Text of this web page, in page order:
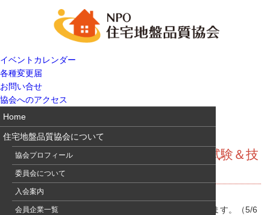
イベントカレンダー
各種変更届
お問い合せ
協会へのアクセス
Home
住宅地盤品質協会について
協会プロフィール
委員会について
入会案内
会員企業一覧
地盤通信379 地盤品質判定士検定試験＆技
術講習会案内
地盤品質判定士検定試験の受験申込がそろそろ始まります。（5/6